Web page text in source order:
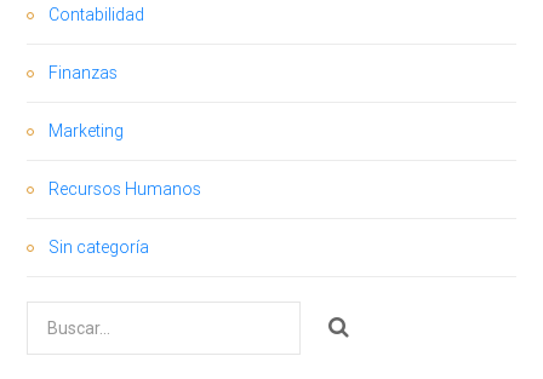
Contabilidad
Finanzas
Marketing
Recursos Humanos
Sin categoría
por: